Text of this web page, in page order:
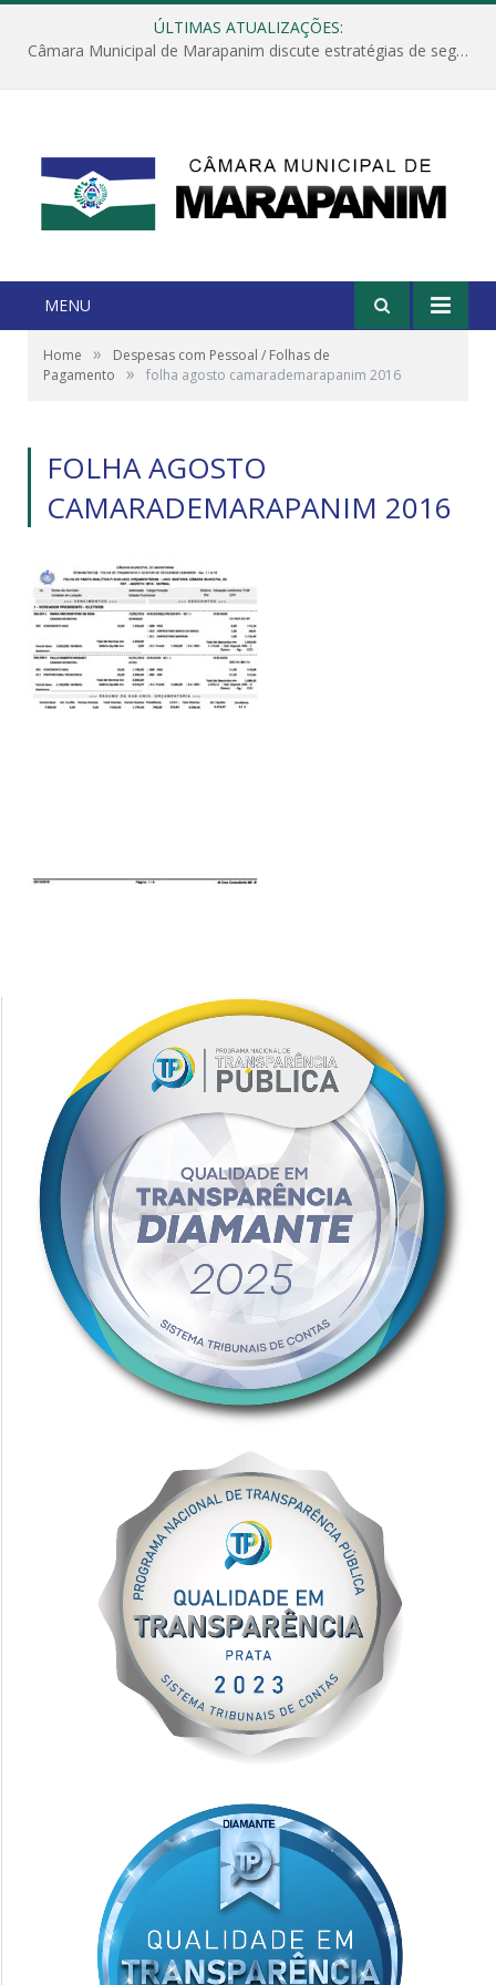
ÚLTIMAS ATUALIZAÇÕES:
Câmara Municipal de Marapanim discute estratégias de segurança com autoridades e poder executivo
MENU
Home »
Despesas com Pessoal / Folhas de
Pagamento
» folha agosto camarademarapanim 2016
FOLHA AGOSTO
CAMARADEMARAPANIM 2016